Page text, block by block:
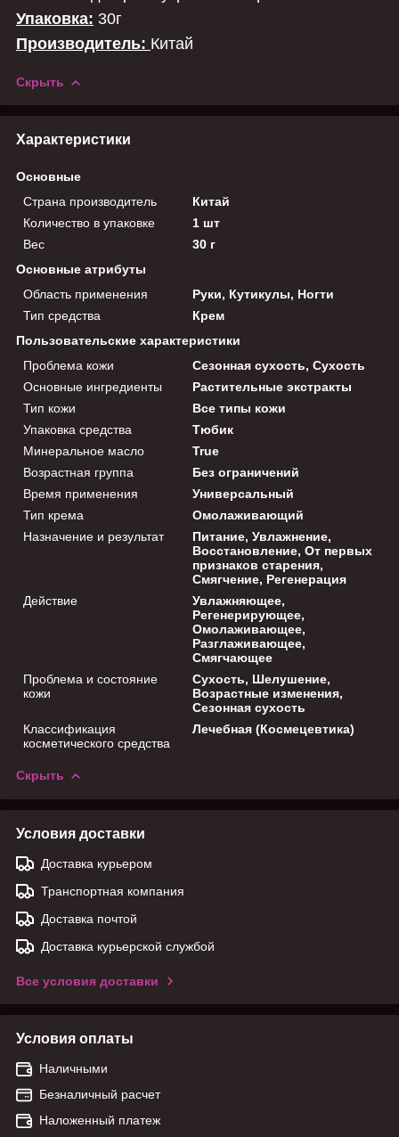
Упаковка: 30г
Производитель: Китай
Скрыть
Характеристики
Основные
Страна производитель
Китай
Количество в упаковке
1 шт
Вес
30 г
Основные атрибуты
Область применения
Руки, Кутикулы, Ногти
Тип средства
Крем
Пользовательские характеристики
Проблема кожи
Сезонная сухость, Сухость
Основные ингредиенты
Растительные экстракты
Тип кожи
Все типы кожи
Упаковка средства
Тюбик
Минеральное масло
True
Возрастная группа
Без ограничений
Время применения
Универсальный
Тип крема
Омолаживающий
Назначение и результат
Питание, Увлажнение,
Восстановление, От первых
признаков старения,
Смягчение, Регенерация
Действие
Увлажняющее,
Регенерирующее,
Омолаживающее,
Разглаживающее,
Смягчающее
Проблема и состояние
кожи
Сухость, Шелушение,
Возрастные изменения,
Сезонная сухость
Классификация
косметического средства
Лечебная (Космецевтика)
Скрыть
Условия доставки
Доставка курьером
Транспортная компания
Доставка почтой
Доставка курьерской службой
Все условия доставки
Условия оплаты
Наличными
Безналичный расчет
Наложенный платеж